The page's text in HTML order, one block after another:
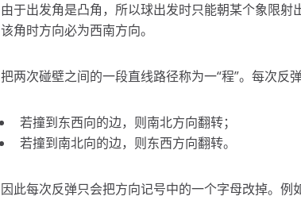
由于出发角是凸角，所以球出发时只能朝某个象限
该角时方向必为西南方向。
把两次碰壁之间的一段直线路径称为一“程”。每次反
若撞到东西向的边，则南北方向翻转；
若撞到南北向的边，则东西方向翻转。
因此每次反弹只会把方向记号中的一个字母改掉。例